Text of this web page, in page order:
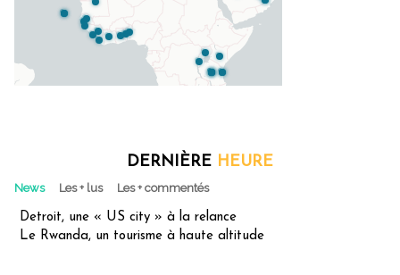
DERNIÈRE HEURE
News Les + lus Les + commentés
Detroit, une « US city » à la relance
Le Rwanda, un tourisme à haute altitude